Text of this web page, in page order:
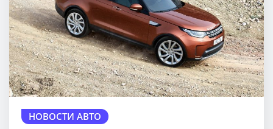
НОВОСТИ АВТО